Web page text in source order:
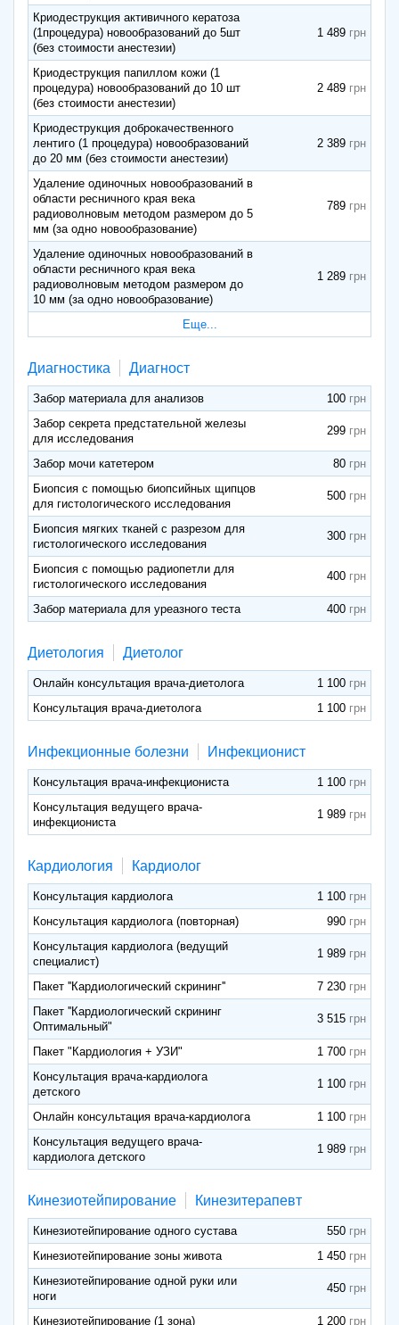
Криодеструкция активичного кератоза
(1процедура) новообразований до 5шт
(без стоимости анестезии)
1 489
Криодеструкция папиллом кожи (1
процедура) новообразований до 10 шт
(без стоимости анестезии)
2 489
Криодеструкция доброкачественного
лентиго (1 процедура) новообразований
до 20 мм (без стоимости анестезии)
2 389
Удаление одиночных новообразований в
области ресничного края века
радиоволновым методом размером до 5
мм (за одно новообразование)
789
Удаление одиночных новообразований в
области ресничного края века
радиоволновым методом размером до
10 мм (за одно новообразование)
1 289
Еще...
Диагностика Диагност
Забор материала для анализов
100
Забор секрета предстательной железы
для исследования
299
Забор мочи катетером
80
Биопсия с помощью биопсийных щипцов
для гистологического исследования
500
Биопсия мягких тканей с разрезом для
гистологического исследования
300
Биопсия с помощью радиопетли для
гистологического исследования
400
Забор материала для уреазного теста 400
Диетология Диетолог
Онлайн консультация врача-диетолога
1 100
Консультация врача-диетолога
1 100
Инфекционные болезни Инфекционист
Консультация врача-инфекциониста
1 100
Консультация ведущего врача-
инфекциониста
1 989
Кардиология Кардиолог
Консультация кардиолога
1 100
Консультация кардиолога (повторная)
990
Консультация кардиолога (ведущий
специалист)
1 989
Пакет ''Кардиологический скрининг''
7 230
Пакет ''Кардиологический скрининг
Оптимальный"
3 515
Пакет "Кардиология + УЗИ"
1 700
Консультация врача-кардиолога
детского
1 100
Онлайн консультация врача-кардиолога
1 100
Консультация ведущего врача-
кардиолога детского
1 989
Кинезиотейпирование Кинезитерапевт
Кинезиотейпирование одного сустава
550
Кинезиотейпирование зоны живота
1 450
Кинезиотейпирование одной руки или
ноги
450
Кинезиотейпирование (1 зона) 1 200